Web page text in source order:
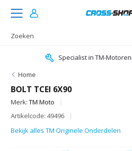
Specialist in TM-
Home
BOLT TCEI 6X90
Merk:TM Moto
Artikelcode: 49496
Bekijk alles TM Originele Onderdelen